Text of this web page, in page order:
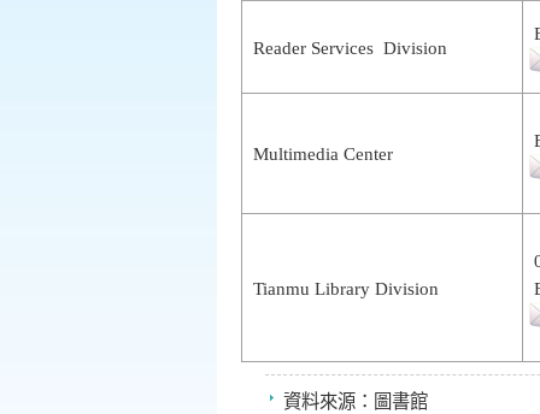
Reader Services Division
Multimedia Center
Tianmu Library Division
資料來源： 圖書館